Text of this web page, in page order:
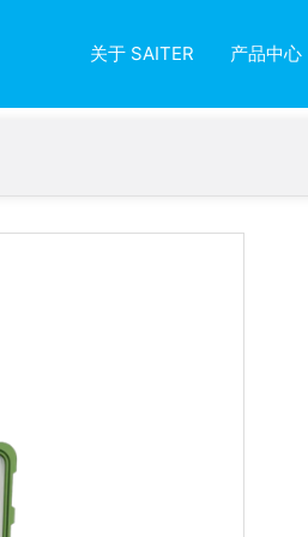
关于 SAITER 产品中心